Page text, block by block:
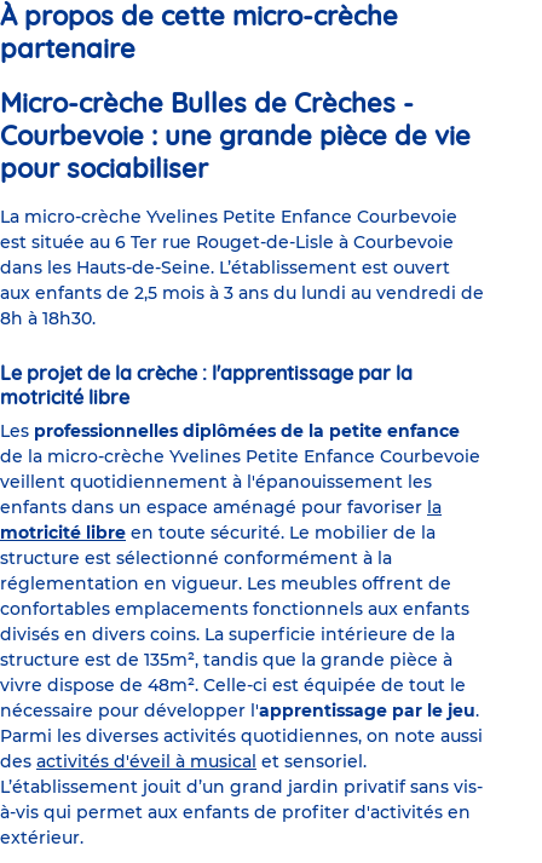
À propos de cette micro-crèche
partenaire
Micro-crèche Bulles de Crèches -
Courbevoie : une grande pièce de vie
pour sociabiliser
La micro-crèche Yvelines Petite Enfance Courbevoie
est située au 6 Ter rue Rouget-de-Lisle à Courbevoie
dans les Hauts-de-Seine. L’établissement est ouvert
aux enfants de 2,5 mois à 3 ans du lundi au vendredi de
8h à 18h30.
Le projet de la crèche : l'apprentissage par la
motricité libre
Les professionnelles diplômées de la petite enfance
de la micro-crèche Yvelines Petite Enfance Courbevoie
veillent quotidiennement à l'épanouissement les
enfants dans un espace aménagé pour favoriser la
motricité libre en toute sécurité. Le mobilier de la
structure est sélectionné conformément à la
réglementation en vigueur. Les meubles offrent de
confortables emplacements fonctionnels aux enfants
divisés en divers coins. La superficie intérieure de la
structure est de 135m², tandis que la grande pièce à
vivre dispose de 48m². Celle-ci est équipée de tout le
nécessaire pour développer l'apprentissage par le jeu.
Parmi les diverses activités quotidiennes, on note aussi
des activités d'éveil à musical et sensoriel.
L’établissement jouit d’un grand jardin privatif sans vis-
à-vis qui permet aux enfants de profiter d'activités en
extérieur.